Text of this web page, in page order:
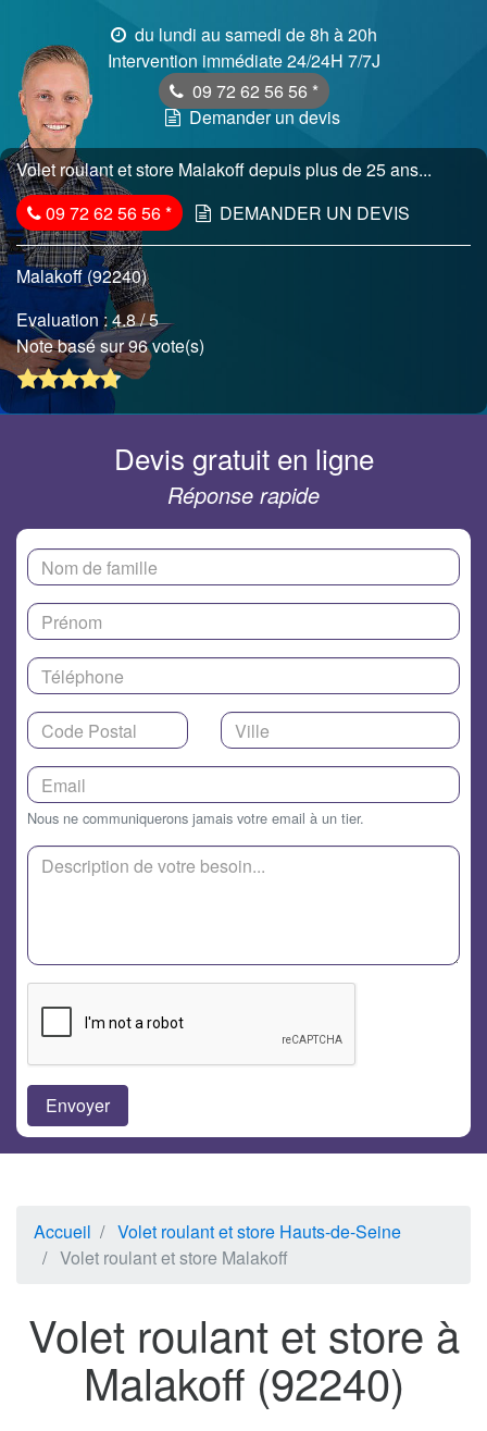
du lundi au samedi de 8h à 20h
Intervention immédiate 24/24H 7/7J
09 72 62 56 56 *
Demander un devis
Volet roulant et store Malakoff depuis plus de 25 ans...
09 72 62 56 56* DEMANDER UN DEVIS
Malakoff (92240)
Evaluation :4.8/ 5
Note basé sur 96 vote(s)
Devis gratuit en ligne
Réponse rapide
Nous ne communiquerons jamais votre email à un tier.
Accueil
Volet roulant et store Hauts-de-Seine
Volet roulant et store Malakoff
Volet roulant et store à
Malakoff (92240)